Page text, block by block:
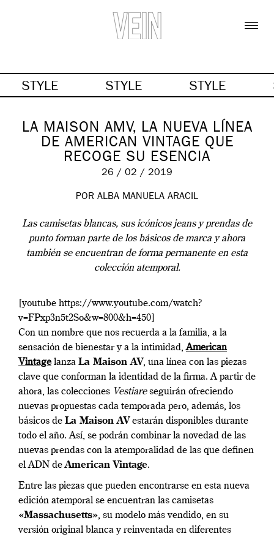
STYLE STYLE STYLE
LA MAISON AMV, LA NUEVA LÍNEA
DE AMERICAN VINTAGE QUE
RECOGE SU ESENCIA
26 / 02 / 2019
POR ALBA MANUELA ARACIL
Las camisetas blancas, sus icónicos jeans y prendas de
punto forman parte de los básicos de marca y ahora
también se encuentran de forma permanente en esta
colección atemporal.
[youtube https://www.youtube.com/watch?
v=FPxp3n5t2So&w=800&h=450]
Con un nombre que nos recuerda a la familia, a la
sensación de bienestar y a la intimidad,American
Vintagelanza La Maison AV, una línea con las piezas
clave que conforman la identidad de la firma. A partir de
ahora, las colecciones Vestiareseguirán ofreciendo
nuevas propuestas cada temporada pero, además, los
básicos de La Maison AVestarán disponibles durante
todo el año. Así, se podrán combinar la novedad de las
nuevas prendas con la atemporalidad de las que definen
el ADN deAmerican Vintage.
Entre las piezas que pueden encontrarse en esta nueva
edición atemporal se encuentran las camisetas
«Massachusetts», su modelo más vendido, en su
versión original blanca y reinventada en diferentes